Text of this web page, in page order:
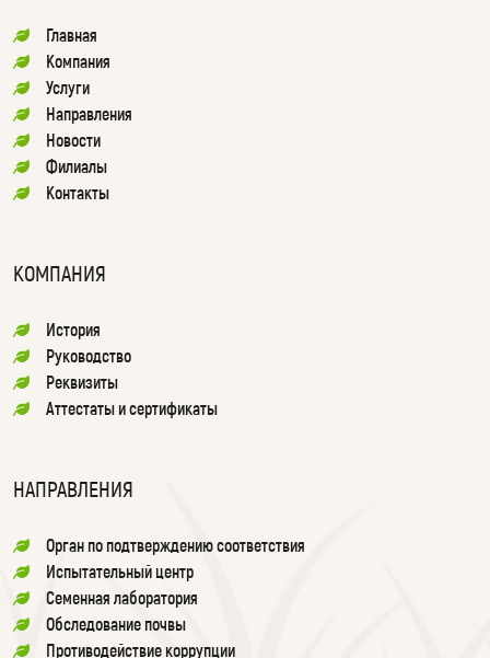
Главная
Компания
Услуги
Направления
Новости
Филиалы
Контакты
КОМПАНИЯ
История
Руководство
Реквизиты
Аттестаты и сертификаты
НАПРАВЛЕНИЯ
Орган по подтверждению соответствия
Испытательный центр
Семенная лаборатория
Обследование почвы
Противодействие коррупции